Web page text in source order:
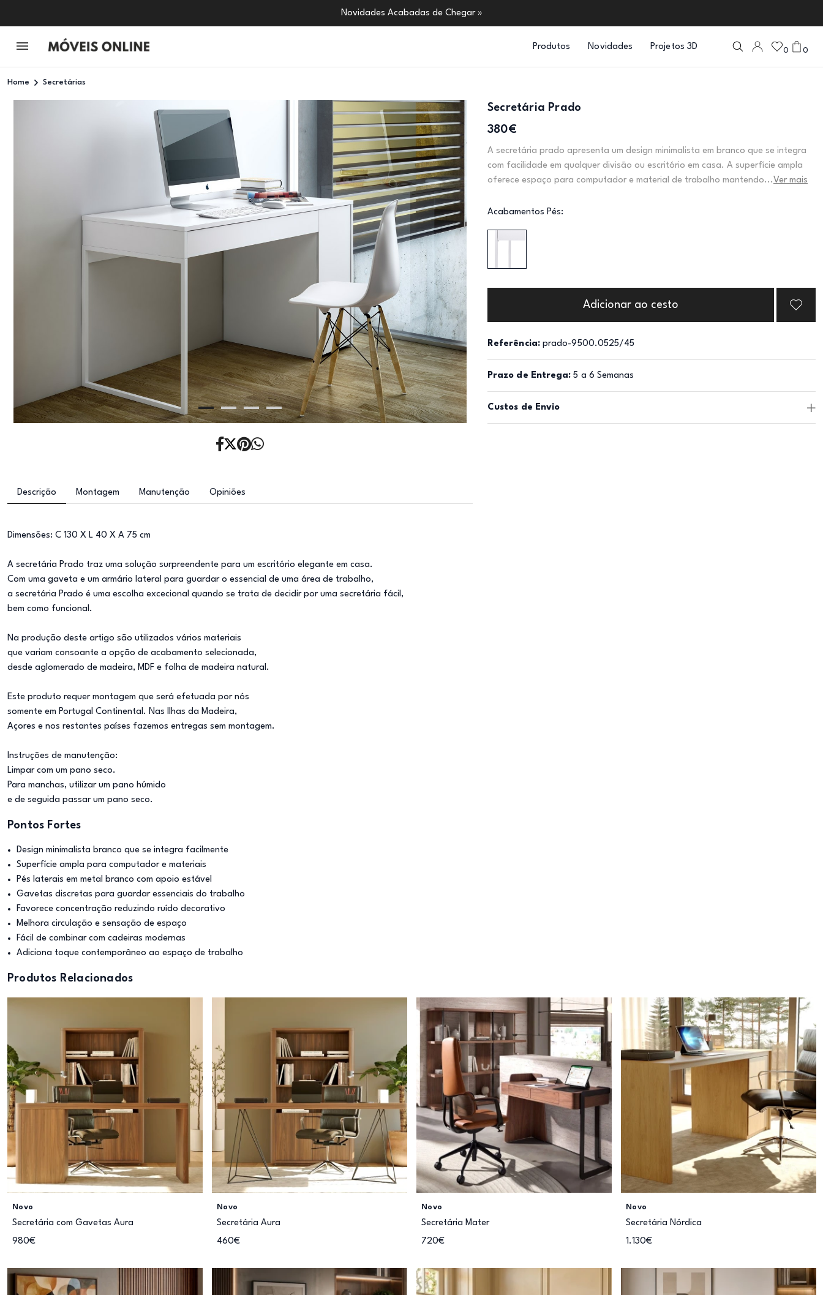
Novidades Acabadas de Chegar »
Produtos Novidades Projetos 3D 0 0
Home Secretárias
Secretária Prado
380€
A secretária prado apresenta um design minimalista em branco que se integra
com facilidade em qualquer divisão ou escritório em casa. A superfície ampla
oferece espaço para computador e material de trabalho mantendo... Ver mais
Acabamentos Pés:
Adicionar ao cesto
Referência: prado-9500.0525/45
Prazo de Entrega: 5 a 6 Semanas
Custos de Envio
Descrição Montagem Manutenção Opiniões
Dimensões: C 130 X L 40 X A 75 cm
A secretária Prado traz uma solução surpreendente para um escritório elegante em casa.
Com uma gaveta e um armário lateral para guardar o essencial de uma área de trabalho,
a secretária Prado é uma escolha excecional quando se trata de decidir por uma secretária fácil,
bem como funcional.
Na produção deste artigo são utilizados vários materiais
que variam consoante a opção de acabamento selecionada,
desde aglomerado de madeira, MDF e folha de madeira natural.
Este produto requer montagem que será efetuada por nós
somente em Portugal Continental. Nas Ilhas da Madeira,
Açores e nos restantes países fazemos entregas sem montagem.
Instruções de manutenção:
Limpar com um pano seco.
Para manchas, utilizar um pano húmido
e de seguida passar um pano seco.
Pontos Fortes
Design minimalista branco que se integra facilmente
Superfície ampla para computador e materiais
Pés laterais em metal branco com apoio estável
Gavetas discretas para guardar essenciais do trabalho
Favorece concentração reduzindo ruído decorativo
Melhora circulação e sensação de espaço
Fácil de combinar com cadeiras modernas
Adiciona toque contemporâneo ao espaço de trabalho
Produtos Relacionados
Novo
Secretária com Gavetas Aura
980€
Novo
Secretária Aura
460€
Novo
Secretária Mater
720€
Novo
Secretária Nórdica
1.130€